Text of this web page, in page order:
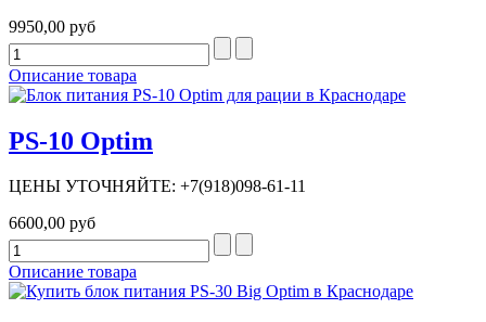
9950,00 руб
Описание товара
PS-10 Optim
ЦЕНЫ УТОЧНЯЙТЕ: +7(918)098-61-11
6600,00 руб
Описание товара